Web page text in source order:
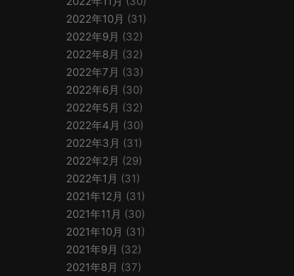
2022年10月 (31)
2022年9月 (32)
2022年8月 (32)
2022年7月 (33)
2022年6月 (30)
2022年5月 (32)
2022年4月 (30)
2022年3月 (31)
2022年2月 (29)
2022年1月 (31)
2021年12月 (31)
2021年11月 (30)
2021年10月 (31)
2021年9月 (32)
2021年8月 (37)